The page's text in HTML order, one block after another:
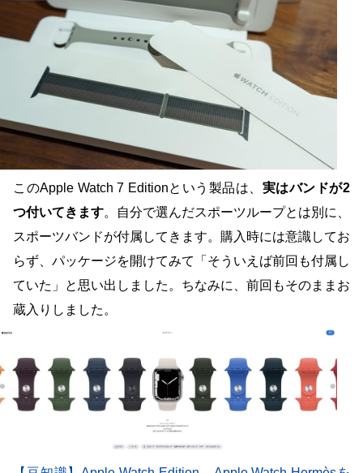
このApple Watch 7 Editionという製品は、 実はバンドが2
つ付いてきます。自分で選んだスポーツループとは別に、
スポーツバンドが付属してきます。購入時には意識してお
らず、パッケージを開けてみて「そういえば前回も付属し
ていた」と思い出しました。ちなみに、前回もそのままお
蔵入りしました。